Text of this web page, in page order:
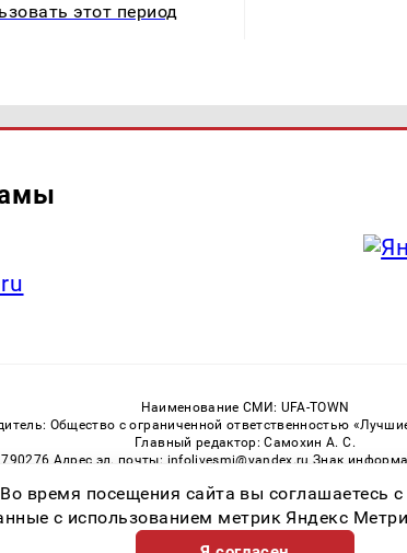
этот период
Наименование СМИ: UFA-TOWN
Общество с ограниченной ответственностью
Главный редактор: Самохин А. С.
Адрес эл. почты: infolivesmi@yandex.ru Знак
Регистрационный номер СМИ ЭЛ № ФС 77 — 81149 от
на Ufa-Town.Ru обязательна. Цитирование в
время посещения сайта вы соглашаетесь
с использованием метрик Яндекс